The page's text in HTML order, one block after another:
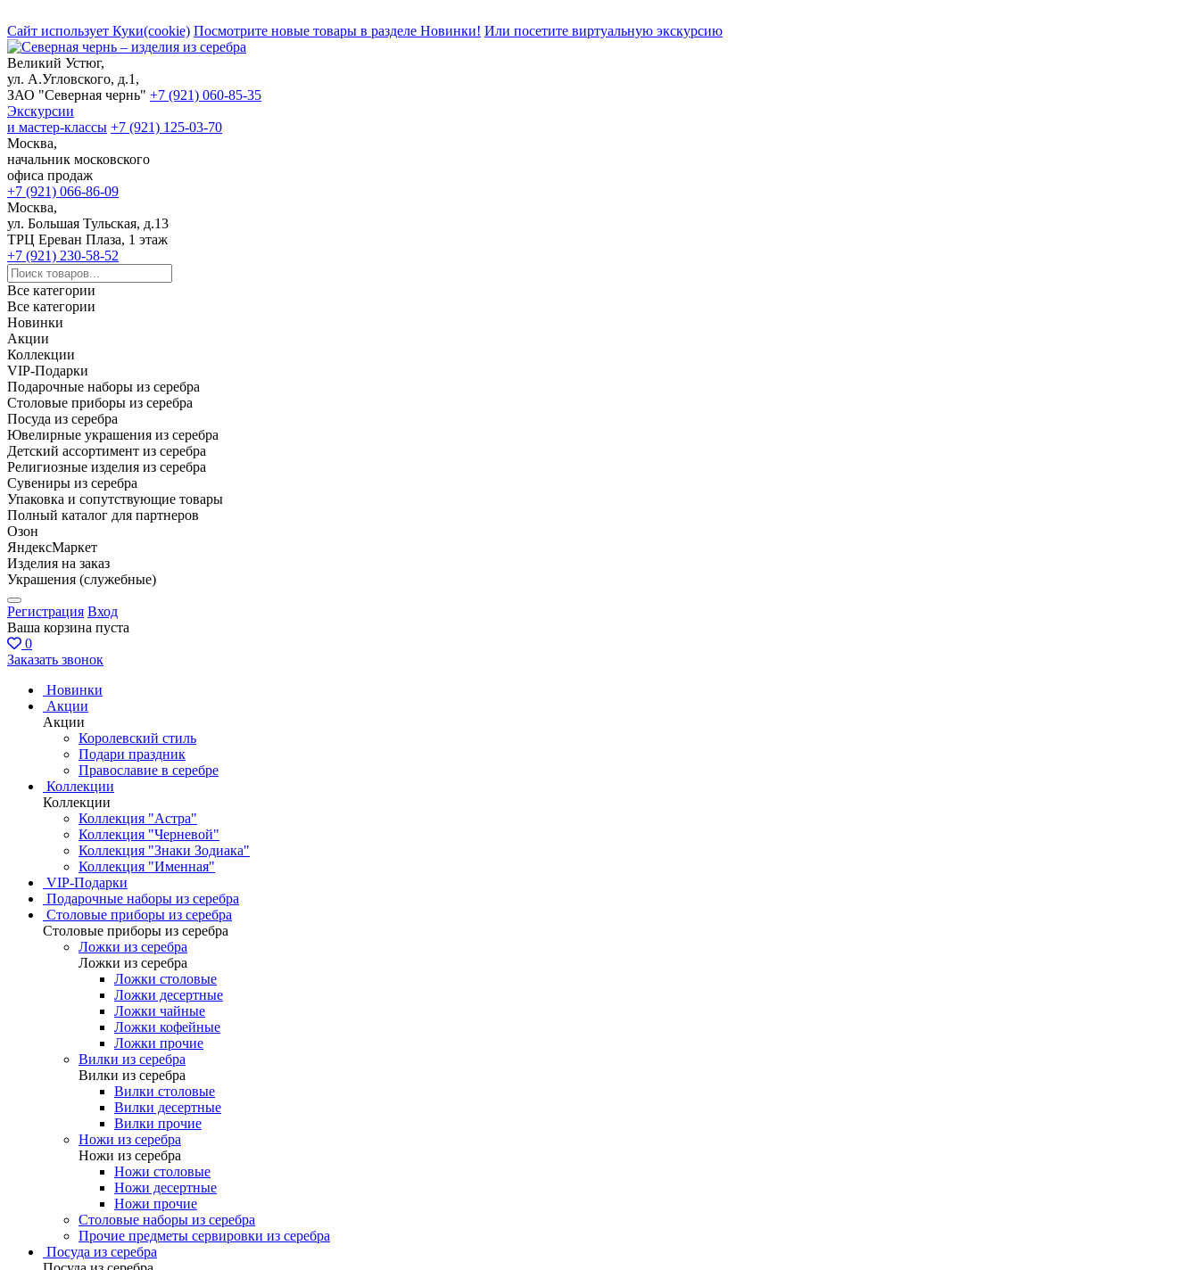
Сайт использует Куки(cookie) Посмотрите новые товары в разделе Новинки! Или посетите виртуальную экскурсию
Великий Устюг,
ул. А.Угловского, д.1,
ЗАО "Северная чернь" +7 (921) 060-85-35
Экскурсии
и мастер-классы +7 (921) 125-03-70
Москва,
начальник московского
офиса продаж
+7 (921) 066-86-09
Москва,
ул. Большая Тульская, д.13
ТРЦ Ереван Плаза, 1 этаж
+7 (921) 230-58-52
Все категории
Все категории
Новинки
Акции
Коллекции
VIP-Подарки
Подарочные наборы из серебра
Столовые приборы из серебра
Посуда из серебра
Ювелирные украшения из серебра
Детский ассортимент из серебра
Религиозные изделия из серебра
Сувениры из серебра
Упаковка и сопутствующие товары
Полный каталог для партнеров
Озон
ЯндексМаркет
Изделия на заказ
Украшения (служебные)
Регистрация Вход
Ваша корзина пуста
0
Заказать звонок
Новинки
Акции
Акции
Королевский стиль
Подари праздник
Православие в серебре
Коллекции
Коллекции
Коллекция "Астра"
Коллекция "Черневой"
Коллекция "Знаки Зодиака"
Коллекция "Именная"
VIP-Подарки
Подарочные наборы из серебра
Столовые приборы из серебра
Столовые приборы из серебра
Ложки из серебра
Ложки из серебра
Ложки столовые
Ложки десертные
Ложки чайные
Ложки кофейные
Ложки прочие
Вилки из серебра
Вилки из серебра
Вилки столовые
Вилки десертные
Вилки прочие
Ножи из серебра
Ножи из серебра
Ножи столовые
Ножи десертные
Ножи прочие
Столовые наборы из серебра
Прочие предметы сервировки из серебра
Посуда из серебра